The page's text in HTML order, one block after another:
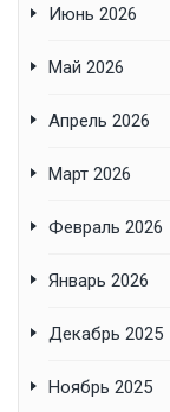
Июнь 2026
Май 2026
Апрель 2026
Март 2026
Февраль 2026
Январь 2026
Декабрь 2025
Ноябрь 2025